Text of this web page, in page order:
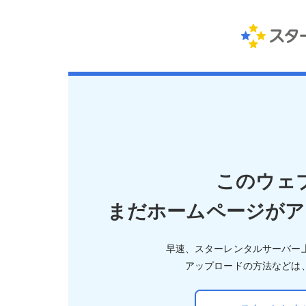
このウェ
まだホームページが
早速、スターレンタルサーバー
アップロードの方法などは